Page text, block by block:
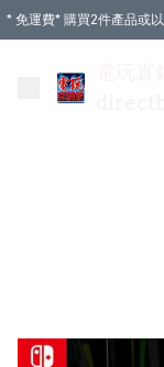
* 免運費* 購買2件產品或